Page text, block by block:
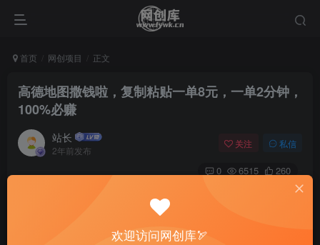
首页 网创项目 正文
高德地图撒钱啦，复制粘贴一单8元，一单2分钟，
100%必赚
站长
2年前发布
关注 私信
0 6515 260
欢迎访问网创库🏹